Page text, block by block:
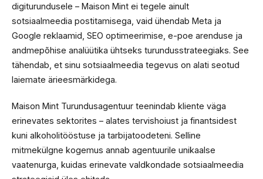
digiturundusele – Maison Mint ei tegele ainult
sotsiaalmeedia postitamisega, vaid ühendab Meta ja
Google reklaamid, SEO optimeerimise, e-poe arenduse ja
andmepõhise analüütika ühtseks turundusstrateegiaks. See
tähendab, et sinu sotsiaalmeedia tegevus on alati seotud
laiemate ärieesmärkidega.
Maison Mint Turundusagentuur teenindab kliente väga
erinevates sektorites – alates tervishoiust ja finantsidest
kuni alkoholitööstuse ja tarbijatoodeteni. Selline
mitmekülgne kogemus annab agentuurile unikaalse
vaatenurga, kuidas erinevate valdkondade sotsiaalmeedia